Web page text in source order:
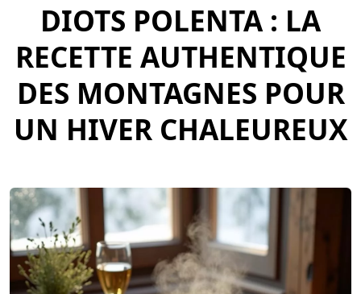
DIOTS POLENTA : LA
RECETTE AUTHENTIQUE
DES MONTAGNES POUR
UN HIVER CHALEUREUX